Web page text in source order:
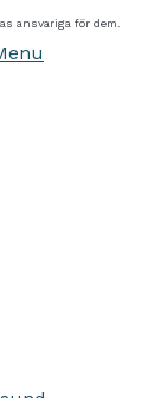
ansvariga för dem.